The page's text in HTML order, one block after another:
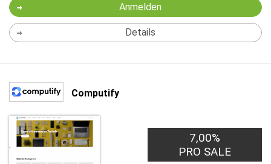
Anmelden
Details
Computify
7,00%
PRO SALE